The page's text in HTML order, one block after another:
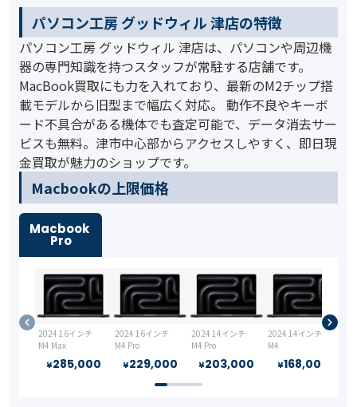
パソコン工房 グッドウィル 津店の特徴
パソコン工房 グッドウィル 津店は、パソコンや周辺機
器の専門知識を持つスタッフが常駐する店舗です。
MacBook買取にも力を入れており、最新のM2チップ搭
載モデルから旧型まで幅広く対応。 動作不良やキーボ
ード不具合がある機体でも査定可能で、データ消去サー
ビスも無料。津市中心部からアクセスしやすく、即日現
金買取が魅力のショップです。
️Macbookの上限価格
Macbook
Pro
2024 16インチ
M4 Max
¥285,000
2024 16インチ
M4 Pro
¥229,000
2024 14インチ
M4 Pro
¥203,000
2024 14インチ
M4
¥168,000